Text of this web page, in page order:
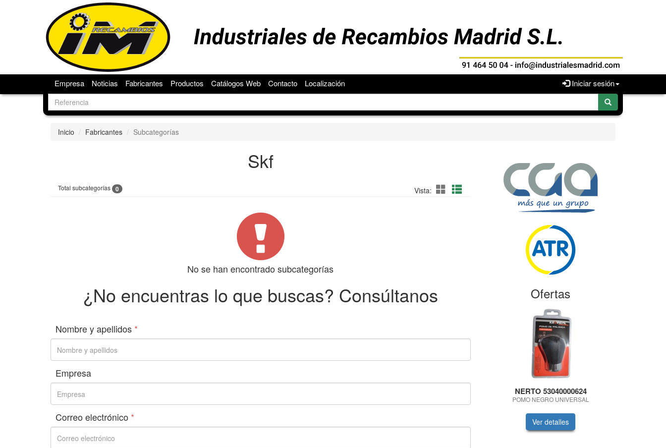
Iniciar sesión
Empresa Noticias Fabricantes Productos Catálogos Web Contacto Localización
Inicio Fabricantes Subcategorías
Skf
Total subcategorías 0 Vista:
No se han encontrado subcategorías
¿No encuentras lo que buscas? Consúltanos
Nombre y apellidos *
Empresa
Correo electrónico *
Ofertas
NERTO 53040000624
POMO NEGRO UNIVERSAL
Ver detalles